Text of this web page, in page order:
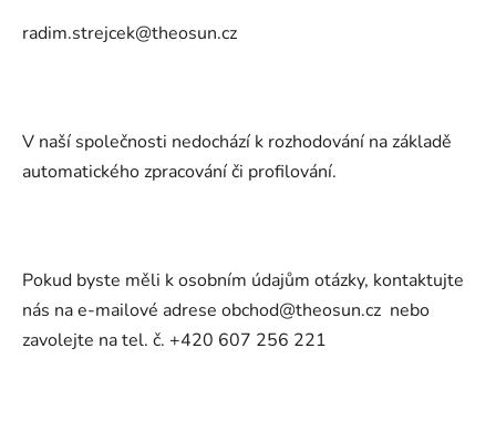
radim.strejcek@theosun.cz
V naší společnosti nedochází k rozhodování na základě
automatického zpracování či profilování.
Pokud byste měli k osobním údajům otázky, kontaktujte
nás na e-mailové adrese obchod@theosun.cz nebo
zavolejte na tel. č. +420 607 256 221